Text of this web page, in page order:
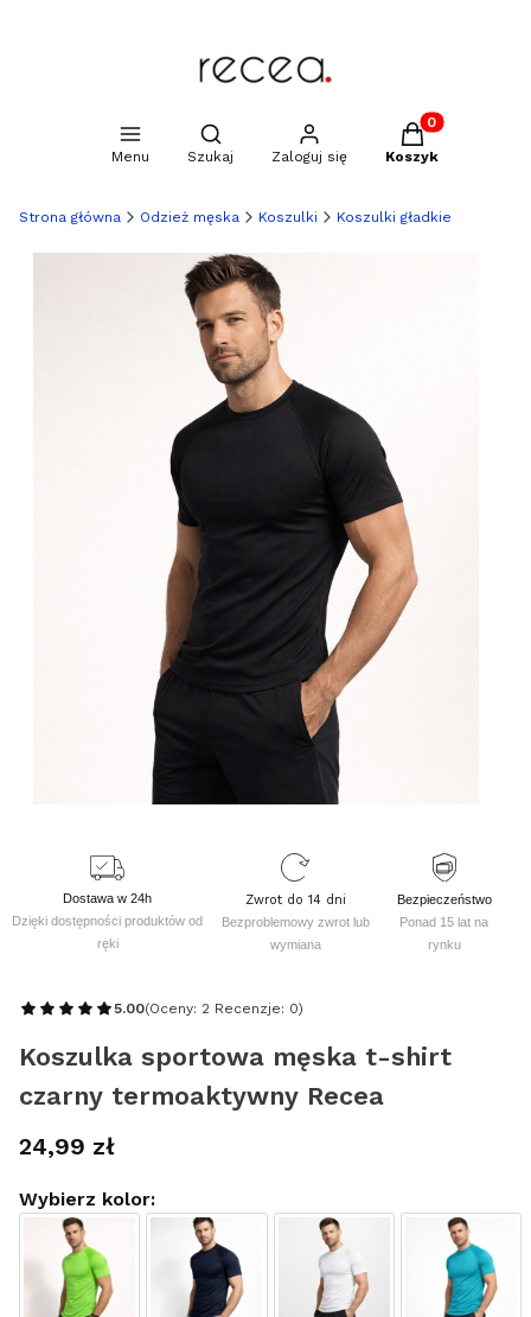
Menu
Otwórz wyszukiwarkę
Szukaj Zaloguj się
Produkty w
Koszyk
Strona główna Odzież męska Koszulki Koszulki gładkie
Dostawa w 24h
Dzięki dostępności produktów od
ręki
Zwrot do 14 dni
Bezproblemowy zwrot lub
wymiana
Bezpieczeństwo
Ponad 15 lat na
rynku
5.00(Oceny: 2 Recenzje: 0)
Koszulka sportowa męska t-shirt
czarny termoaktywny Recea
Cena
24,99 zł
Wybierz kolor: